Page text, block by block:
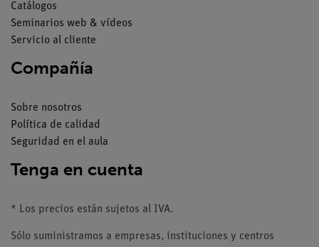
Catálogos
Seminarios web & vídeos
Servicio al cliente
Compañía
Sobre nosotros
Política de calidad
Seguridad en el aula
Tenga en cuenta
* Los precios están sujetos al IVA.
Sólo suministramos a empresas, instituciones y centros